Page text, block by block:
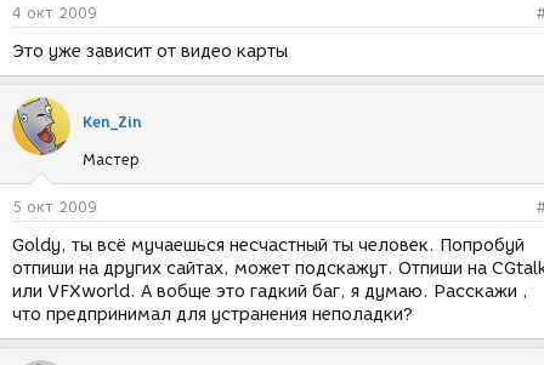
4 окт 2009
Это уже зависит от видео карты
Ken_Zin
Мастер
5 окт 2009
Goldy, ты всё мучаешься несчастный ты человек. Попробуй
отпиши на других сайтах, может подскажут. Отпиши на
или VFXworld. А вобще это гадкий баг, я думаю. Расскажи ,
что предпринимал для устранения неполадки?